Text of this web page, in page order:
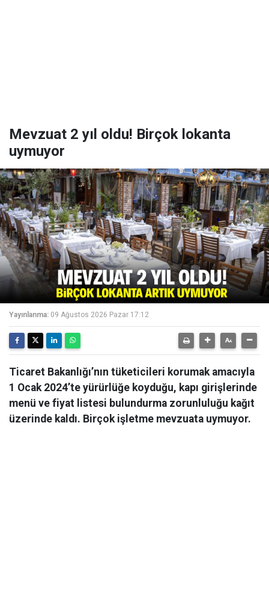
Mevzuat 2 yıl oldu! Birçok lokanta
uymuyor
Yayınlanma: 09 Ağustos 2026 Pazar 17:12
Ticaret Bakanlığı’nın tüketicileri korumak amacıyla
1 Ocak 2024’te yürürlüğe koyduğu, kapı girişlerinde
menü ve fiyat listesi bulundurma zorunluluğu kağıt
üzerinde kaldı. Birçok işletme mevzuata uymuyor.